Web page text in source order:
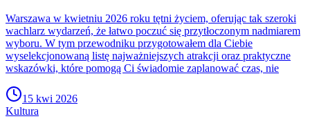
Warszawa w kwietniu 2026 roku tętni życiem, oferując tak szeroki
wachlarz wydarzeń, że łatwo poczuć się przytłoczonym nadmiarem
wyboru. W tym przewodniku przygotowałem dla Ciebie
wyselekcjonowaną listę najważniejszych atrakcji oraz praktyczne
wskazówki, które pomogą Ci świadomie zaplanować czas, nie
15 kwi 2026
Kultura